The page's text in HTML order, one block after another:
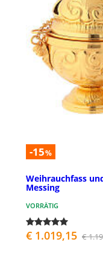
-15%
Weihrauchfass
Messing
VORRÄTIG
€ 1.019,15 €